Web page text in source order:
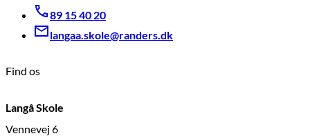
89 15 40 20
langaa.skole@randers.dk
Find os
Langå Skole
Vennevej 6